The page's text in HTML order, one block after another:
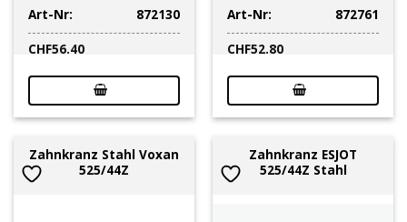
Art-Nr:
872130
CHF56.40
Art-Nr:
872761
CHF52.80
Zahnkranz Stahl Voxan
525/44Z
Zahnkranz ESJOT
525/44Z Stahl